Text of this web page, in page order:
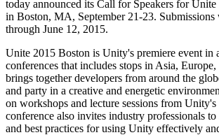
Unity
Анализ после запуска и операции с
Развивайте
Привлечение пользователей
Будьте замечены и привлекайте мобильных
Торговля
Автомобильная отрасль
Увеличьте инновации и впечатления в
Посмотреть все отрасли
Дополнительная информация
Истории успеха из реальной жизни
Руководства по лучшим практикам
Советы и хитрости от экспертов
Демонстрационные проекты
Присоединяйтесь к разработчикам,
Празднование Unity-креаторов по всему
Практические руководства
Образование
Для студентов
Запустите свою карьеру
Для преподавателей
today announced its Call for Speakers for
in Boston, MA, September 21-23. Submissions
through June 12, 2015.
Unite 2015 Boston is Unity's premiere event in
conferences that includes stops in Asia,
brings together developers from around the
and party in a creative and energetic
on workshops and lecture sessions from
conference also invites industry professionals
and best practices for using Unity effectively